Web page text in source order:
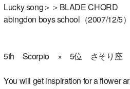
Lucky song＞＞BLADE CHORD
abingdon boys school（2007/12/5）
5th Scorpio × 5位 さそり座
You will get inspiration for a flower